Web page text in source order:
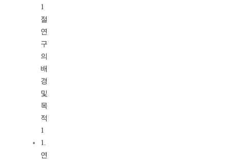
1
절
연
구
의
배
경
및
목
적
1
1.
연